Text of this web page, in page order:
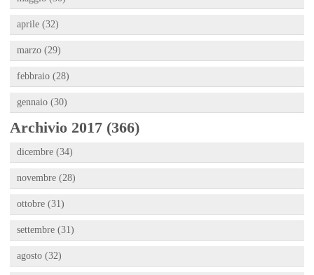
aprile (32)
marzo (29)
febbraio (28)
gennaio (30)
Archivio 2017 (366)
dicembre (34)
novembre (28)
ottobre (31)
settembre (31)
agosto (32)